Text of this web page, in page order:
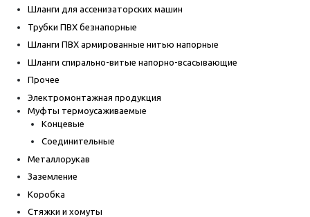
Шланги для ассенизаторских машин
Трубки ПВХ безнапорные
Шланги ПВХ армированные нитью напорные
Шланги спирально-витые напорно-всасывающие
Прочее
Электромонтажная продукция
Муфты термоусаживаемые
Концевые
Соединительные
Металлорукав
Заземление
Коробка
Стяжки и хомуты